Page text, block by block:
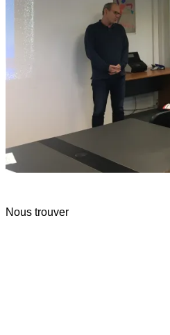
Nous trouver